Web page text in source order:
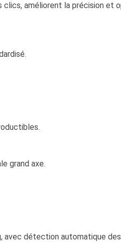
améliorent la précision et
grand axe.
détection automatique